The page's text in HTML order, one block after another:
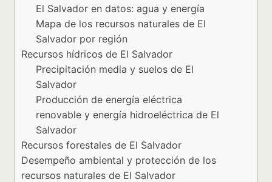
El Salvador en datos: agua y energía
Mapa de los recursos naturales de El
Salvador por región
Recursos hídricos de El Salvador
Precipitación media y suelos de El
Salvador
Producción de energía eléctrica
renovable y energía hidroeléctrica de El
Salvador
Recursos forestales de El Salvador
Desempeño ambiental y protección de los
recursos naturales de El Salvador